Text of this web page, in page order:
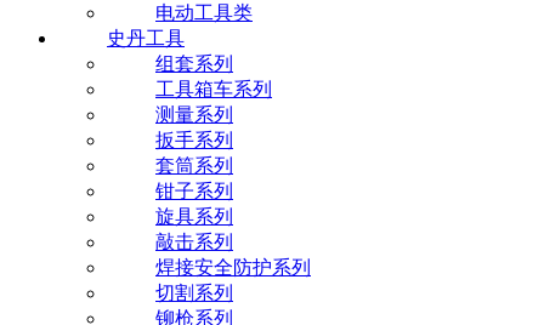
电动工具类
史丹工具
组套系列
工具箱车系列
测量系列
扳手系列
套筒系列
钳子系列
旋具系列
敲击系列
焊接安全防护系列
切割系列
铆枪系列